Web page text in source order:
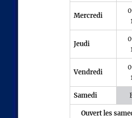
Mercredi
Jeudi
Vendredi
Samedi
Ouvert les